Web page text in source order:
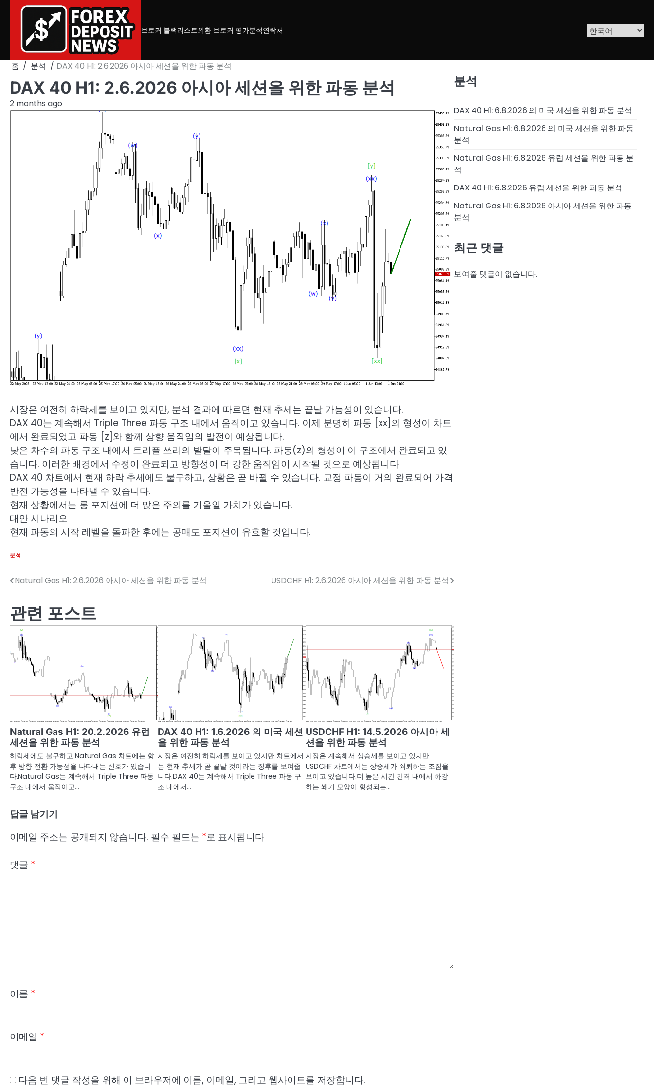
브로커 블랙리스트외환 브로커 평가분석연락처
홈 분석 DAX 40 H1: 2.6.2026 아시아 세션을 위한 파동 분석
DAX 40 H1: 2.6.2026 아시아 세션을 위한 파동 분석
2 months ago
시장은 여전히 하락세를 보이고 있지만, 분석 결과에 따르면 현재 추세는 끝날 가능성이 있습니다.
DAX 40는 계속해서 Triple Three 파동 구조 내에서 움직이고 있습니다. 이제 분명히 파동 [xx]의 형성이 차트
에서 완료되었고 파동 [z]와 함께 상향 움직임의 발전이 예상됩니다.
낮은 차수의 파동 구조 내에서 트리플 쓰리의 발달이 주목됩니다. 파동(z)의 형성이 이 구조에서 완료되고 있
습니다. 이러한 배경에서 수정이 완료되고 방향성이 더 강한 움직임이 시작될 것으로 예상됩니다.
DAX 40 차트에서 현재 하락 추세에도 불구하고, 상황은 곧 바뀔 수 있습니다. 교정 파동이 거의 완료되어 가격
반전 가능성을 나타낼 수 있습니다.
현재 상황에서는 롱 포지션에 더 많은 주의를 기울일 가치가 있습니다.
대안 시나리오
현재 파동의 시작 레벨을 돌파한 후에는 공매도 포지션이 유효할 것입니다.
분석
글
색
Natural Gas H1: 2.6.2026 아시아 세션을 위한 파동 분석 USDCHF H1: 2.6.2026 아시아 세션을 위한 파동 분석
관련 포스트
Natural Gas H1: 20.2.2026 유럽
세션을 위한 파동 분석
하락세에도 불구하고 Natural Gas 차트에는 향
후 방향 전환 가능성을 나타내는 신호가 있습니
다.Natural Gas는 계속해서 Triple Three 파동
구조 내에서 움직이고…
DAX 40 H1: 1.6.2026 의 미국 세션
을 위한 파동 분석
시장은 여전히 하락세를 보이고 있지만 차트에서
는 현재 추세가 곧 끝날 것이라는 징후를 보여줍
니다.DAX 40는 계속해서 Triple Three 파동 구
조 내에서…
USDCHF H1: 14.5.2026 아시아 세
션을 위한 파동 분석
시장은 계속해서 상승세를 보이고 있지만
USDCHF 차트에서는 상승세가 쇠퇴하는 조짐을
보이고 있습니다.더 높은 시간 간격 내에서 하강
하는 쐐기 모양이 형성되는…
답글 남기기
이메일 주소는 공개되지 않습니다. 필수 필드는 *로 표시됩니다
댓글 *
이름 *
이메일 *
다음 번 댓글 작성을 위해 이 브라우저에 이름, 이메일, 그리고 웹사이트를 저장합니다.
분석
DAX 40 H1: 6.8.2026 의 미국 세션을 위한 파동 분석
Natural Gas H1: 6.8.2026 의 미국 세션을 위한 파동
분석
Natural Gas H1: 6.8.2026 유럽 세션을 위한 파동 분
석
DAX 40 H1: 6.8.2026 유럽 세션을 위한 파동 분석
Natural Gas H1: 6.8.2026 아시아 세션을 위한 파동
분석
최근 댓글
보여줄 댓글이 없습니다.